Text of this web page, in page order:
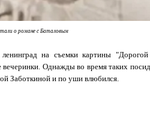
о романе с Баталовым
на съемки картины
вечеринки. Однажды во время таких
Заботкиной и по уши влюбился.